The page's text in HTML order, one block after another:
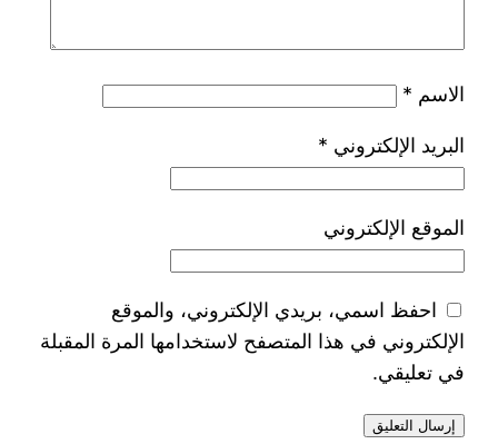
الاسم *
البريد الإلكتروني *
الموقع الإلكتروني
احفظ اسمي، بريدي الإلكتروني، والموقع
الإلكتروني في هذا المتصفح لاستخدامها المرة المقبلة
في تعليقي.